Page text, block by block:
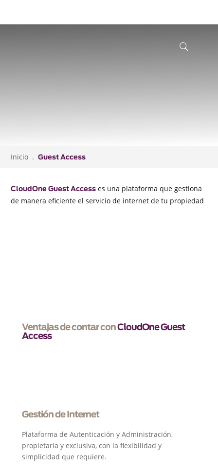
CloudOne Guest Access es una plataforma que gestiona
de manera eficiente el servicio de internet de tu propiedad
Inicio Guest Access
Ventajas de contar conCloudOne Guest
Access
Gestión de Internet
Plataforma de Autenticación y Administración,
propietaria y exclusiva, con la flexibilidad y
simplicidad que requiere.